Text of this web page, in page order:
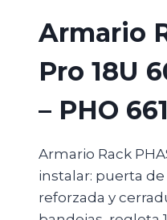
Armario
Pro 18U
– PHO
Armario Rack
instalar: puerta
reforzada y